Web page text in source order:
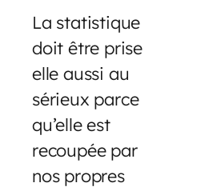
La statistique
doit être prise
elle aussi au
sérieux parce
qu’elle est
recoupée par
nos propres